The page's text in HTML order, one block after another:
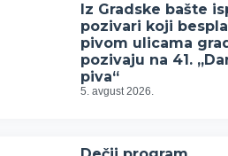
Iz Gradske bašte
pozivari koji
pivom ulicama
pozivaju na 41.
piva“
5. avgust 2026.